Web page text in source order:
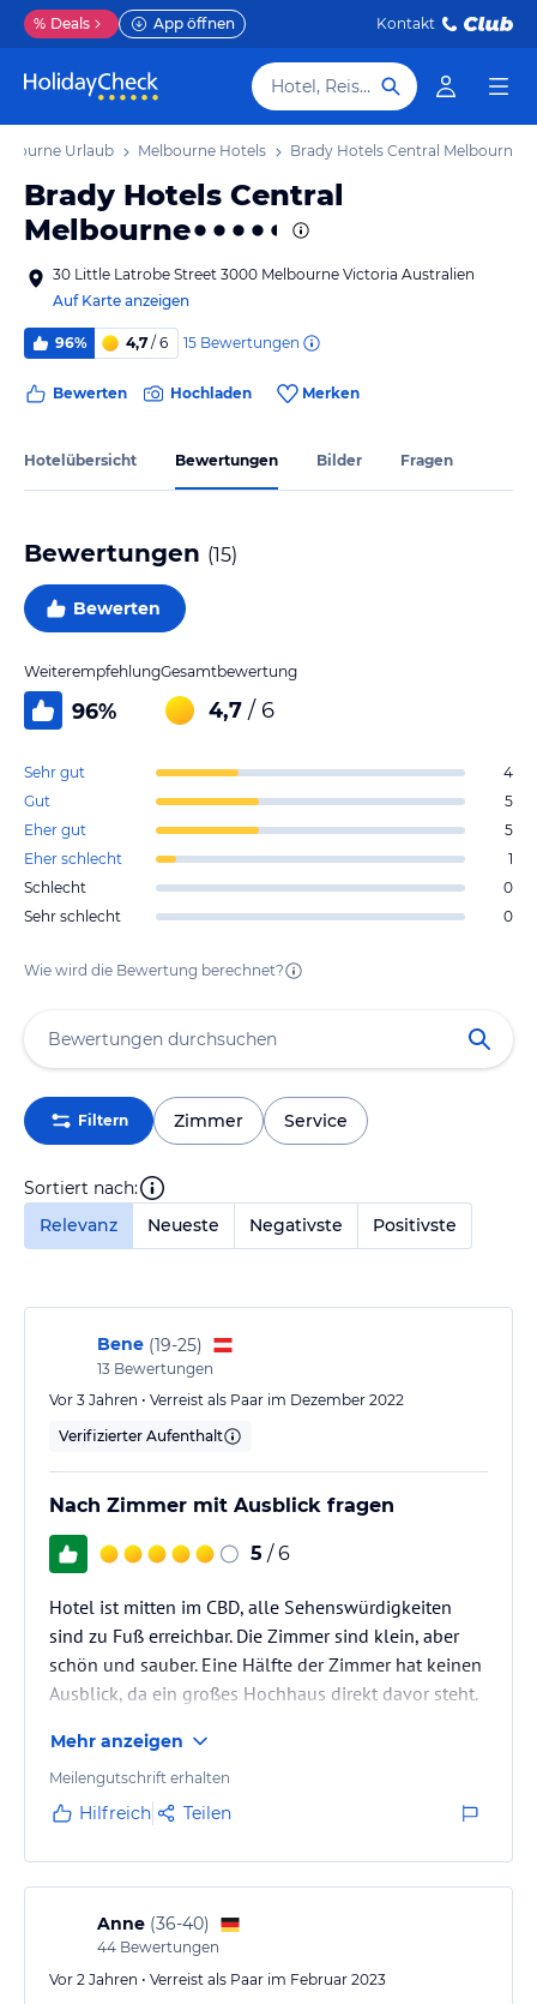
% Deals App öffnen Kontakt
Hotel, Reiseziel
Urlaub Melbourne Hotels Brady Hotels Central Melbourne
Brady Hotels Central
Melbourne
30 Little Latrobe Street 3000 Melbourne Victoria Australien
Auf Karte anzeigen
96% 4,7 / 6 15 Bewertungen
Bewerten Hochladen Merken
Hotelübersicht Bewertungen Bilder Fragen
Bewertungen (15)
Bewerten
Weiterempfehlung
96%
Gesamtbewertung
4,7 / 6
Sehr gut
4
Gut
5
Eher gut
5
Eher schlecht
1
Schlecht
0
Sehr schlecht
0
Wie wird die Bewertung berechnet?
Filtern Zimmer Service
Sortiert nach:
Relevanz
Neueste Negativste Positivste
Bene (19-25)
13 Bewertungen
Vor 3 Jahren • Verreist als Paar im Dezember 2022
Verifizierter Aufenthalt
Nach Zimmer mit Ausblick fragen
5 / 6
Hotel ist mitten im CBD, alle Sehenswürdigkeiten
sind zu Fuß erreichbar. Die Zimmer sind klein, aber
schön und sauber. Eine Hälfte der Zimmer hat keinen
Ausblick, da ein großes Hochhaus direkt davor steht.
Mehr anzeigen
Meilengutschrift erhalten
Hilfreich Teilen
Anne (36-40)
44 Bewertungen
Vor 2 Jahren • Verreist als Paar im Februar 2023